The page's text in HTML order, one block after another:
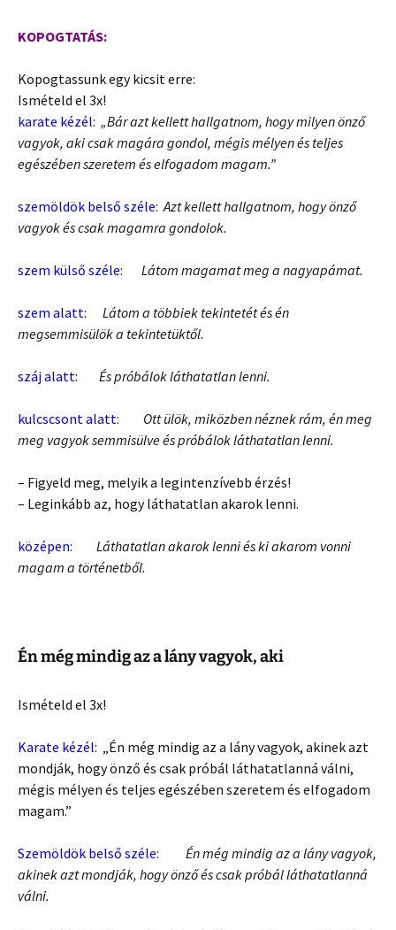
KOPOGTATÁS:
Kopogtassunk egy kicsit erre:
Ismételd el 3x!
karate kézél: „Bár azt kellett hallgatnom, hogy milyen önző
vagyok, aki csak magára gondol, mégis mélyen és teljes
egészében szeretem és elfogadom magam.”
szemöldök belső széle: Azt kellett hallgatnom, hogy önző
vagyok és csak magamra gondolok.
szem külső széle: Látom magamat meg a nagyapámat.
szem alatt:
Látom a többiek tekintetét és én
megsemmisülök a tekintetüktől.
száj alatt: És próbálok láthatatlan lenni.
kulcscsont alatt:
Ott ülök, miközben néznek rám, én meg
meg vagyok semmisülve és próbálok láthatatlan lenni.
– Figyeld meg, melyik a legintenzívebb érzés!
– Leginkább az, hogy láthatatlan akarok lenni.
középen:
Láthatatlan akarok lenni és ki akarom vonni
magam a történetből.
Én még mindig az a lány vagyok, aki
Ismételd el 3x!
Karate kézél: „Én még mindig az a lány vagyok, akinek azt
mondják, hogy önző és csak próbál láthatatlanná válni,
mégis mélyen és teljes egészében szeretem és elfogadom
magam.”
Szemöldök belső széle:
Én még mindig az a lány vagyok,
akinek azt mondják, hogy önző és csak próbál láthatatlanná
válni.